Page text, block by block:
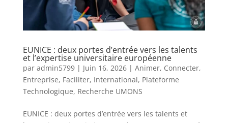
EUNICE : deux portes d’entrée vers les talents
et l’expertise universitaire européenne
par admin5799| Juin 16, 2026| Animer, Connecter,
Entreprise, Faciliter, International, Plateforme
Technologique, Recherche UMONS
EUNICE : deux portes d’entrée vers les talents et